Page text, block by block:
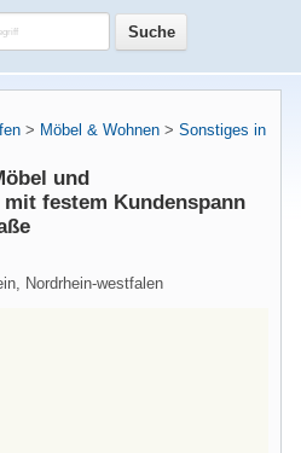
> Möbel & Wohnen > Sonstiges in
und
festem Kundenspann
Nordrhein-westfalen